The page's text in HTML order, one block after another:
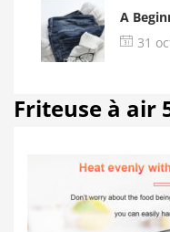
A
31
Friteuse à air